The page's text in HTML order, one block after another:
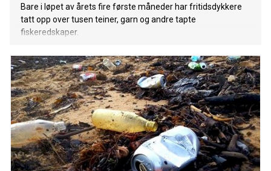
Bare i løpet av årets fire første måneder har fritidsdykkere
tatt opp over tusen teiner, garn og andre tapte
fiskeredskaper.